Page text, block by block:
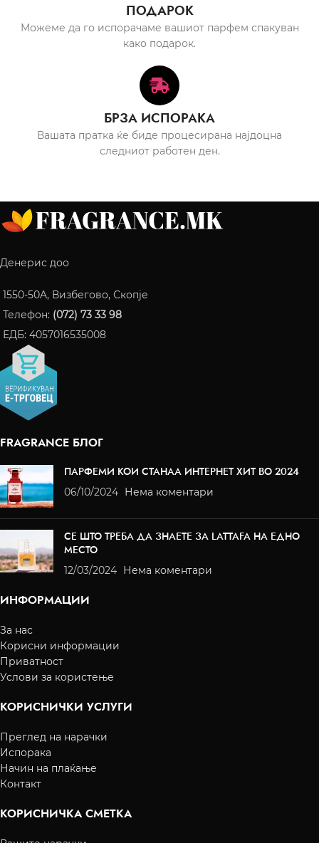
ПОДАРОК
Можеме да го испорачаме вашиот парфем спакуван
како подарок.
БРЗА ИСПОРАКА
Вашата пратка ќе биде процесирана најдоцна
следниот работен ден.
Денерис доо
1550-50A, Визбегово, Скопје
Телефон: (072) 73 33 98
ЕДБ: 4057016535008
FRAGRANCE БЛОГ
ПАРФЕМИ КОИ СТАНАА ИНТЕРНЕТ ХИТ ВО 2024
06/10/2024 Нема коментари
СЕ ШТО ТРЕБА ДА ЗНАЕТЕ ЗА LATTAFA НА ЕДНО
МЕСТО
12/03/2024 Нема коментари
ИНФОРМАЦИИ
За нас
Корисни информации
Приватност
Услови за користење
КОРИСНИЧКИ УСЛУГИ
Преглед на нарачки
Испорака
Начин на плаќање
Контакт
КОРИСНИЧКА СМЕТКА